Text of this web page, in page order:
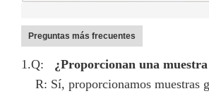
Preguntas más frecuentes
1.Q: ¿Proporcionan una
R: Sí, proporcionamos muestras